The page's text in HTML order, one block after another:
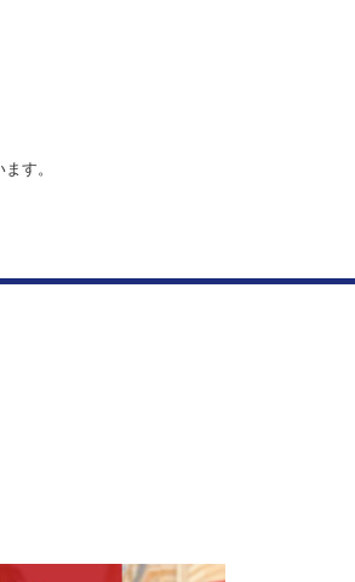
す。